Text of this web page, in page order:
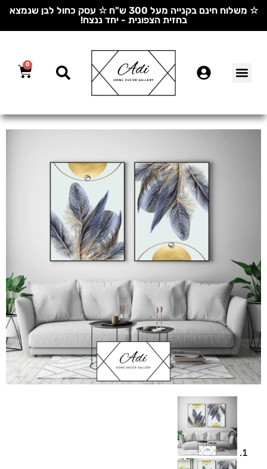
☆ משלוח חינם בקנייה מעל 300 ש"ח ☆ עסק כחול לבן שנמצא
בחזית הצפונית - יחד ננצח!
0